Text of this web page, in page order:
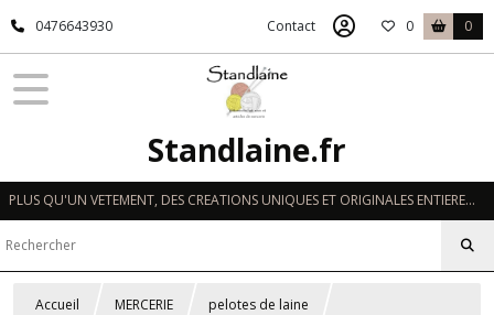
0476643930 Contact 0 0
Standlaine.fr
PLUS QU'UN VETEMENT, DES CREATIONS UNIQUES ET ORIGINALES ENTIEREMENT REALISEES A LA MAIN EN FRANCE
Accueil MERCERIE pelotes de laine